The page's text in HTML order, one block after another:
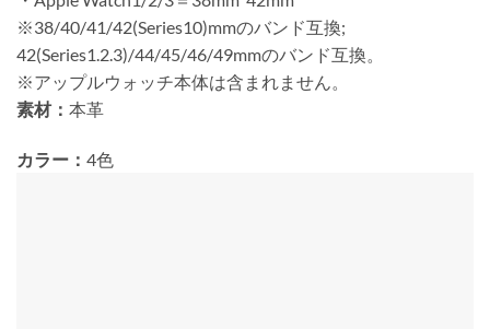
※38/40/41/42(Series10)mmのバンド互換;
42(Series1.2.3)/44/45/46/49mmのバンド互換。
※アップルウォッチ本体は含まれません。
素材： 本革
カラー： 4色